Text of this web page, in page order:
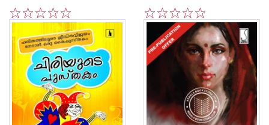
5
4
3
2
1 5
4
3
2
1